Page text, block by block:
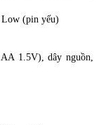
(pin yếu)
1.5V), dây nguồn,